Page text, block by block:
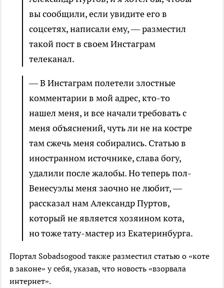
вы сообщили, если увидите его в
соцсетях, написали ему, — разместил
такой пост в своем Инстаграм
телеканал.
— В Инстаграм полетели злостные
комментарии в мой адрес, кто-то
нашел меня, и все начали требовать с
меня объяснений, чуть ли не на костре
там сжечь меня собирались. Статью в
иностранном источнике, слава богу,
удалили после жалобы. Но теперь пол-
Венесуэлы меня заочно не любит, —
рассказал нам Александр Пуртов,
который не является хозяином кота,
но тоже тату-мастер из Екатеринбурга.
Портал Sobadsogood также разместил статью о «коте
в законе» у себя, указав, что новость «взорвала
интернет».